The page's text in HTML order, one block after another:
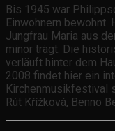
Bis 1945 war
Einwohnern
Jungfrau Maria aus
minor trägt. Die
verläuft hinter dem
2008 findet hier ein
Kirchenmusikfestival
Rút Křížková, Benno